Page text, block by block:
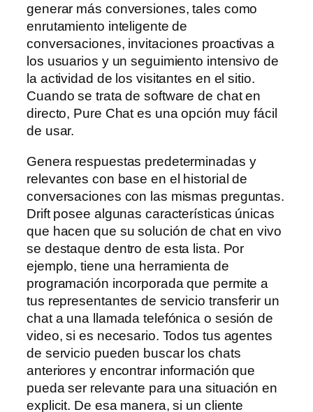
generar más conversiones, tales como
enrutamiento inteligente de
conversaciones, invitaciones proactivas a
los usuarios y un seguimiento intensivo de
la actividad de los visitantes en el sitio.
Cuando se trata de software de chat en
directo, Pure Chat es una opción muy fácil
de usar.
Genera respuestas predeterminadas y
relevantes con base en el historial de
conversaciones con las mismas preguntas.
Drift posee algunas características únicas
que hacen que su solución de chat en vivo
se destaque dentro de esta lista. Por
ejemplo, tiene una herramienta de
programación incorporada que permite a
tus representantes de servicio transferir un
chat a una llamada telefónica o sesión de
video, si es necesario. Todos tus agentes
de servicio pueden buscar los chats
anteriores y encontrar información que
pueda ser relevante para una situación en
explicit. De esa manera, si un cliente